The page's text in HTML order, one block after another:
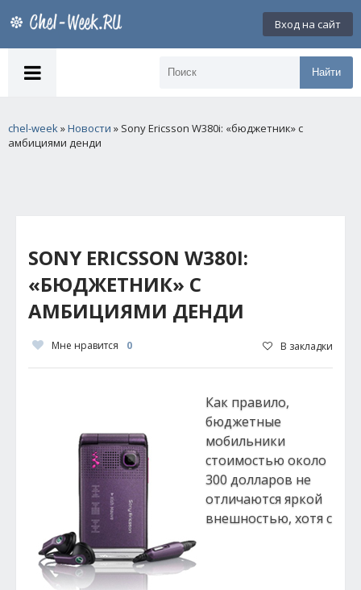
Вход на сайт
Найти
chel-week»Новости » Sony Ericsson W380i: «бюджетник» с
амбициями денди
SONY ERICSSON W380I:
«БЮДЖЕТНИК» С
АМБИЦИЯМИ ДЕНДИ
Мне нравится 0 В закладки
Как правило,
бюджетные
мобильники
стоимостью около
300 долларов не
отличаются яркой
внешностью, хотя с